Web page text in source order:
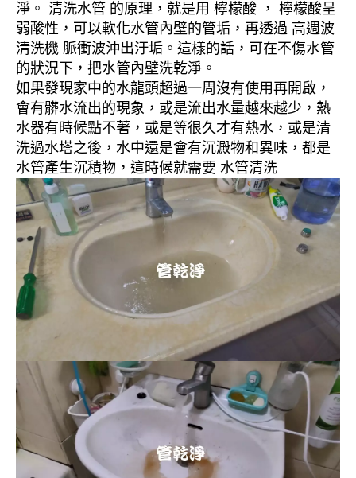
淨。 清洗水管 的原理，就是用 檸檬酸 ， 檸檬酸呈
弱酸性，可以軟化水管內壁的管垢，再透過 高週波
清洗機 脈衝波沖出汙垢。這樣的話，可在不傷水管
的狀況下，把水管內壁洗乾淨。
如果發現家中的水龍頭超過一周沒有使用再開啟，
會有髒水流出的現象，或是流出水量越來越少，熱
水器有時候點不著，或是等很久才有熱水，或是清
洗過水塔之後，水中還是會有沉澱物和異味，都是
水管產生沉積物，這時候就需要 水管清洗